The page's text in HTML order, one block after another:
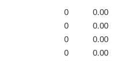
0 0.00
0 0.00
0 0.00
0 0.00